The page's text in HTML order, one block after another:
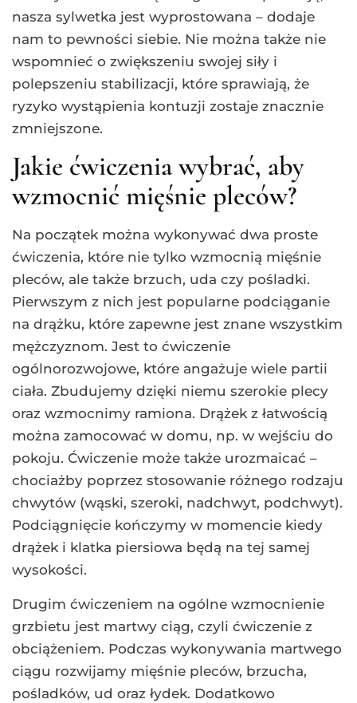
nasza sylwetka jest wyprostowana – dodaje
nam to pewności siebie. Nie można także nie
wspomnieć o zwiększeniu swojej siły i
polepszeniu stabilizacji, które sprawiają, że
ryzyko wystąpienia kontuzji zostaje znacznie
zmniejszone.
Jakie ćwiczenia wybrać, aby
wzmocnić mięśnie pleców?
Na początek można wykonywać dwa proste
ćwiczenia, które nie tylko wzmocnią mięśnie
pleców, ale także brzuch, uda czy pośladki.
Pierwszym z nich jest popularne podciąganie
na drążku, które zapewne jest znane wszystkim
mężczyznom. Jest to ćwiczenie
ogólnorozwojowe, które angażuje wiele partii
ciała. Zbudujemy dzięki niemu szerokie plecy
oraz wzmocnimy ramiona. Drążek z łatwością
można zamocować w domu, np. w wejściu do
pokoju. Ćwiczenie może także urozmaicać –
chociażby poprzez stosowanie różnego rodzaju
chwytów (wąski, szeroki, nadchwyt, podchwyt).
Podciągnięcie kończymy w momencie kiedy
drążek i klatka piersiowa będą na tej samej
wysokości.
Drugim ćwiczeniem na ogólne wzmocnienie
grzbietu jest martwy ciąg, czyli ćwiczenie z
obciążeniem. Podczas wykonywania martwego
ciągu rozwijamy mięśnie pleców, brzucha,
pośladków, ud oraz łydek. Dodatkowo